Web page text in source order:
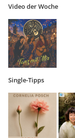
Video der Woche
Single-Tipps